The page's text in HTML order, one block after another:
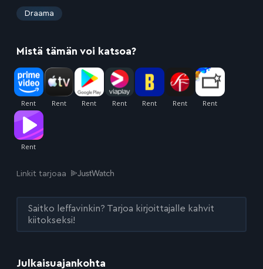
Julkaisuajankohta
: Draama
Mistä tämän voi katsoa?
Linkit tarjoaa
Saitko leffavinkin? Tarjoa kirjoittajalle kahvit
kiitokseksi!